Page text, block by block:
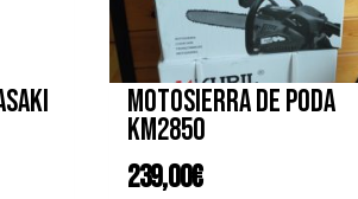
Motosierra de poda
KM2850
239,00€